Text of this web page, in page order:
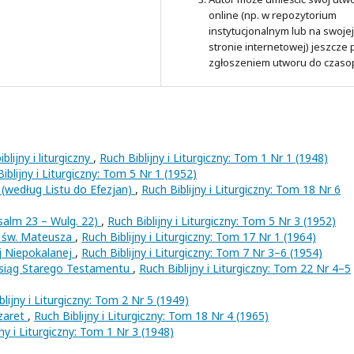
online (np. w repozytorium
instytucjonalnym lub na swojej
stronie internetowej) jeszcze
zgłoszeniem utworu do
i liturgiczny , Ruch Biblijny i Liturgiczny: Tom 1 Nr 1 (1948)
i Liturgiczny: Tom 5 Nr 1 (1952)
Listu do Efezjan) , Ruch Biblijny i Liturgiczny: Tom 18 Nr 6
23 – Wulg. 22) , Ruch Biblijny i Liturgiczny: Tom 5 Nr 3 (1952)
Mateusza , Ruch Biblijny i Liturgiczny: Tom 17 Nr 1 (1964)
Niepokalanej , Ruch Biblijny i Liturgiczny: Tom 7 Nr 3–6 (1954)
Starego Testamentu , Ruch Biblijny i Liturgiczny: Tom 22 Nr 4–5
i Liturgiczny: Tom 2 Nr 5 (1949)
, Ruch Biblijny i Liturgiczny: Tom 18 Nr 4 (1965)
i Liturgiczny: Tom 1 Nr 3 (1948)